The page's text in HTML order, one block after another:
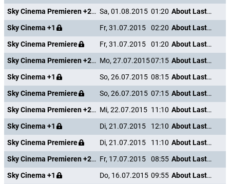
Sky Cinema Premieren +24 Sa, 01.08.2015 01:20
About Last Night
Sky Cinema +1
Fr, 31.07.2015 02:20
About Last Night
Sky Cinema Premiere
Fr, 31.07.2015 01:20
About Last Night
Sky Cinema Premieren +24 Mo, 27.07.201507:15
About Last Night
Sky Cinema +1
So, 26.07.2015 08:15
About Last Night
Sky Cinema Premiere
So, 26.07.2015 07:15
About Last Night
Sky Cinema Premieren +24 Mi, 22.07.2015 11:10
About Last Night
Sky Cinema +1
Di, 21.07.2015 12:10
About Last Night
Sky Cinema Premiere
Di, 21.07.2015 11:10
About Last Night
Sky Cinema Premieren +24 Fr, 17.07.2015 08:55
About Last Night
Sky Cinema +1
Do, 16.07.2015 09:55
About Last Night